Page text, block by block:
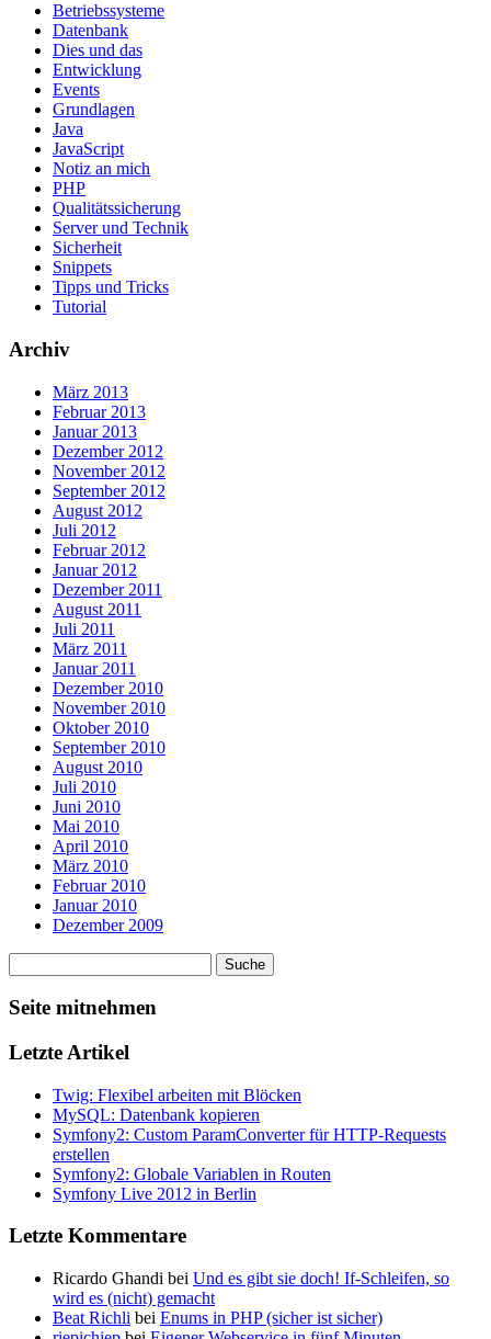
Betriebssysteme
Datenbank
Dies und das
Entwicklung
Events
Grundlagen
Java
JavaScript
Notiz an mich
PHP
Qualitätssicherung
Server und Technik
Sicherheit
Snippets
Tipps und Tricks
Tutorial
Archiv
März 2013
Februar 2013
Januar 2013
Dezember 2012
November 2012
September 2012
August 2012
Juli 2012
Februar 2012
Januar 2012
Dezember 2011
August 2011
Juli 2011
März 2011
Januar 2011
Dezember 2010
November 2010
Oktober 2010
September 2010
August 2010
Juli 2010
Juni 2010
Mai 2010
April 2010
März 2010
Februar 2010
Januar 2010
Dezember 2009
Seite mitnehmen
Letzte Artikel
Twig: Flexibel arbeiten mit Blöcken
MySQL: Datenbank kopieren
Symfony2: Custom ParamConverter für HTTP-Requests
erstellen
Symfony2: Globale Variablen in Routen
Symfony Live 2012 in Berlin
Letzte Kommentare
Ricardo Ghandi bei Und es gibt sie doch! If-Schleifen, so
wird es (nicht) gemacht
Beat Richli bei Enums in PHP (sicher ist sicher)